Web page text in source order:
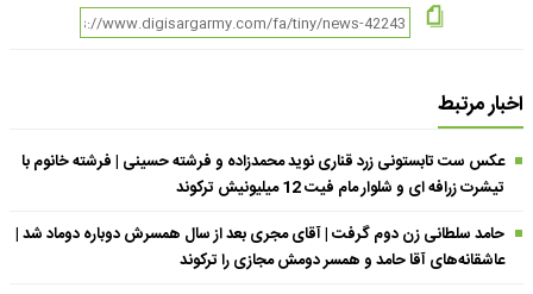
اخبار مرتبط
عکس ست تابستونی زرد قناری نوید محمدزاده و فرشته حسینی | فرشته خانوم با
تیشرت زرافه ای و شلوار مام فیت 12 میلیونیش ترکوند
حامد سلطانی زن دوم گرفت | آقای مجری بعد از سال همسرش دوباره دوماد شد |
عاشقانه‌های آقا حامد و همسر دومش مجازی را ترکوند